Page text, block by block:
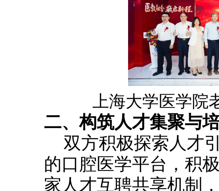
上海大学医学
二、构筑人才集聚与
双方积极探索人才
的口腔医学平台，积
家人才互聘共享机制